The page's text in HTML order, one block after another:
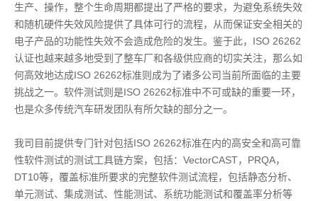
生产、操作，整个生命周期都提出了严格的要求，为避免系统失效
和随机硬件失效风险提供了具体可行的流程，从而保证安全相关的
电子产品的功能性失效不会造成危险的发生。鉴于此，ISO 26262
认证也越来越多地受到了整车厂和各级供应商的切实关注，那么如
何高效地达成ISO 26262标准则成为了诸多公司当前所面临的主要
挑战之一。软件测试则是ISO 26262标准中不可或缺的重要一环，
也是众多传统汽车研发团队有所欠缺的部分之一。
我司目前提供专门针对包括ISO 26262标准在内的高安全和高可靠
性软件测试的测试工具链方案，包括：VectorCAST，PRQA，
DT10等，覆盖标准所要求的完整软件测试流程，包括静态分析、
单元测试、集成测试、性能测试、系统功能测试和覆盖率分析等